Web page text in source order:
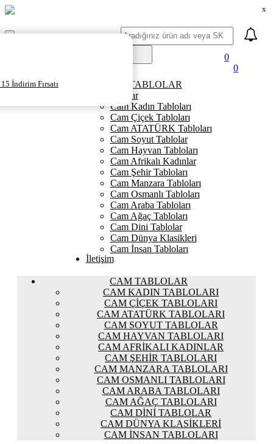
x
Mobil
Ara
İndirim Fırsatı
0
0
KANVAS TABLOLAR
Cam Tablolar
Cam Kadın Tabloları
Cam Çiçek Tabloları
Cam ATATÜRK Tabloları
Cam Soyut Tablolar
Cam Hayvan Tabloları
Cam Afrikalı Kadınlar
Cam Şehir Tabloları
Cam Manzara Tabloları
Cam Osmanlı Tabloları
Cam Araba Tabloları
Cam Ağaç Tabloları
Cam Dini Tablolar
Cam Dünya Klasikleri
Cam İnsan Tabloları
İletişim
CAM TABLOLAR
CAM KADIN TABLOLARI
CAM ÇIÇEK TABLOLARI
CAM ATATÜRK TABLOLARI
CAM SOYUT TABLOLAR
CAM HAYVAN TABLOLARI
CAM AFRIKALI KADINLAR
CAM ŞEHIR TABLOLARI
CAM MANZARA TABLOLARI
CAM OSMANLI TABLOLARI
CAM ARABA TABLOLARI
CAM AĞAÇ TABLOLARI
CAM DINI TABLOLAR
CAM DÜNYA KLASIKLERI
CAM İNSAN TABLOLARI